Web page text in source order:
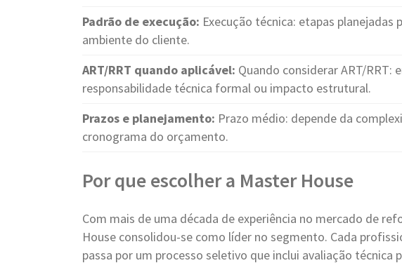
Padrão de execução: Execução técnica: etapas
ambiente do cliente.
ART/RRT quando aplicável: Quando considerar ART/RRT:
responsabilidade técnica formal ou impacto estrutural.
Prazos e planejamento: Prazo médio: depende da
cronograma do orçamento.
Por que escolher a Master House
Com mais de uma década de experiência no mercado de
House consolidou-se como líder no segmento. Cada
passa por um processo seletivo que inclui avaliação técnica